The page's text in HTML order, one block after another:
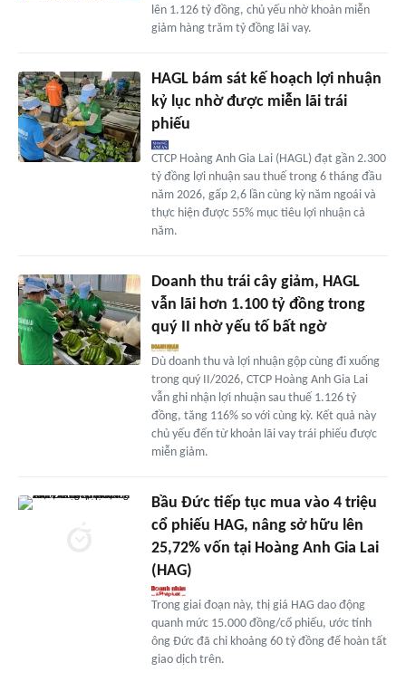
lên 1.126 tỷ đồng, chủ yếu nhờ khoản miễn
giảm hàng trăm tỷ đồng lãi vay.
HAGL bám sát kế hoạch lợi nhuận
kỷ lục nhờ được miễn lãi trái
phiếu
CTCP Hoàng Anh Gia Lai (HAGL) đạt gần 2.300
tỷ đồng lợi nhuận sau thuế trong 6 tháng đầu
năm 2026, gấp 2,6 lần cùng kỳ năm ngoái và
thực hiện được 55% mục tiêu lợi nhuận cả
năm.
Doanh thu trái cây giảm, HAGL
vẫn lãi hơn 1.100 tỷ đồng trong
quý II nhờ yếu tố bất ngờ
Dù doanh thu và lợi nhuận gộp cùng đi xuống
trong quý II/2026, CTCP Hoàng Anh Gia Lai
vẫn ghi nhận lợi nhuận sau thuế 1.126 tỷ
đồng, tăng 116% so với cùng kỳ. Kết quả này
chủ yếu đến từ khoản lãi vay trái phiếu được
miễn giảm.
Bầu Đức tiếp tục mua vào 4 triệu
cổ phiếu HAG, nâng sở hữu lên
25,72% vốn tại Hoàng Anh Gia Lai
(HAG)
Trong giai đoạn này, thị giá HAG dao động
quanh mức 15.000 đồng/cổ phiếu, ước tính
ông Đức đã chi khoảng 60 tỷ đồng để hoàn tất
giao dịch trên.